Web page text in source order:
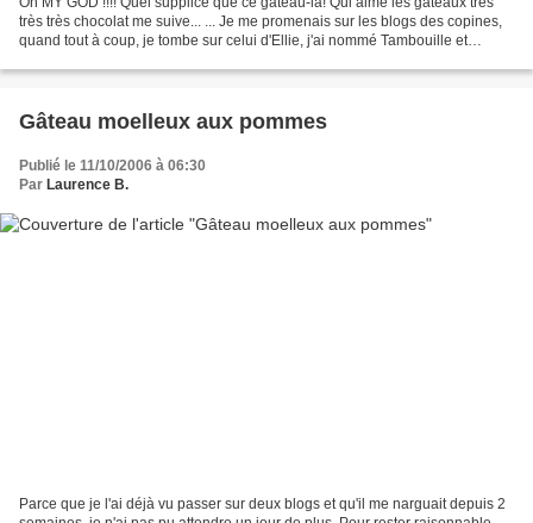
très très chocolat me suive... ... Je me promenais sur les blogs des copines,
quand tout à coup, je tombe sur celui d'Ellie, j'ai nommé Tambouille et
Gâteau moelleux aux pommes
Publié le 11/10/2006 à 06:30
Par Laurence B.
Parce que je l'ai déjà vu passer sur deux blogs et qu'il me narguait depuis 2